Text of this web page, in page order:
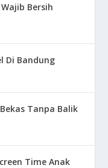
Bersih
Di Bandung
Tanpa Balik
Time Anak